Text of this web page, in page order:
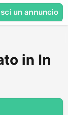
un annuncio
in In